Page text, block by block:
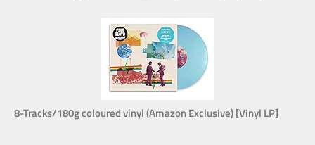
8-Tracks/180g coloured vinyl (Amazon Exclusive) [Vinyl LP]